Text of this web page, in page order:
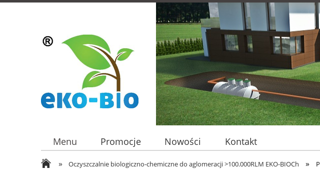
Menu Promocje Nowości Kontakt
» Oczyszczalnie biologiczno-chemiczne do aglomeracji >100.000RLM EKO-BIOCh »